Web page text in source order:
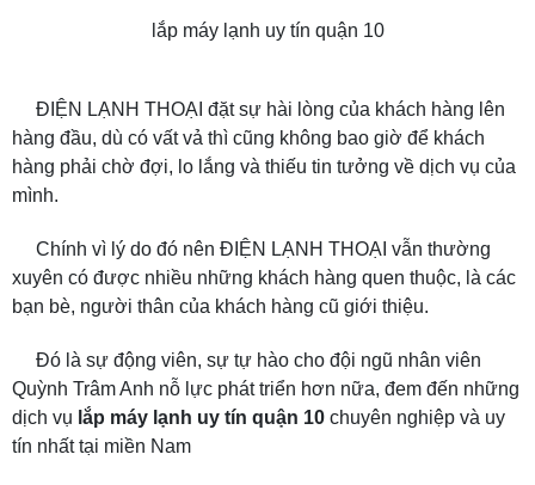
lắp máy lạnh uy tín quận 10
ĐIỆN LẠNH THOẠI đặt sự hài lòng của khách hàng lên
hàng đầu, dù có vất vả thì cũng không bao giờ để khách
hàng phải chờ đợi, lo lắng và thiếu tin tưởng về dịch vụ của
mình.
Chính vì lý do đó nên ĐIỆN LẠNH THOẠI vẫn thường
xuyên có được nhiều những khách hàng quen thuộc, là các
bạn bè, người thân của khách hàng cũ giới thiệu.
Đó là sự động viên, sự tự hào cho đội ngũ nhân viên
Quỳnh Trâm Anh nỗ lực phát triển hơn nữa, đem đến những
dịch vụ lắp máy lạnh uy tín quận 10 chuyên nghiệp và uy
tín nhất tại miền Nam